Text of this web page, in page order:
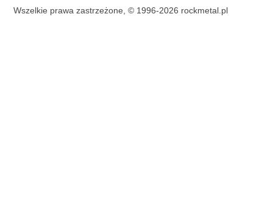
Wszelkie prawa zastrzeżone, © 1996-2026 rockmetal.pl